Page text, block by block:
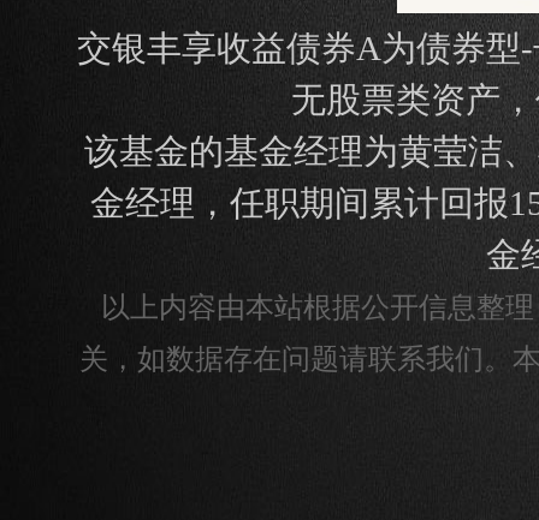
交银丰享收益债券A为债券型
无股票类资产
该基金的基金经理为黄莹洁
金经理，任职期间累计回报
金
以上内容由本站根据公开信息整
关，如数据存在问题请联系我们。